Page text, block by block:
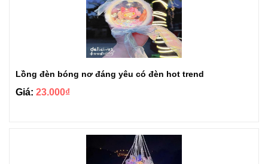
Lồng đèn bóng nơ đáng yêu có đèn hot trend
Giá: 23.000₫